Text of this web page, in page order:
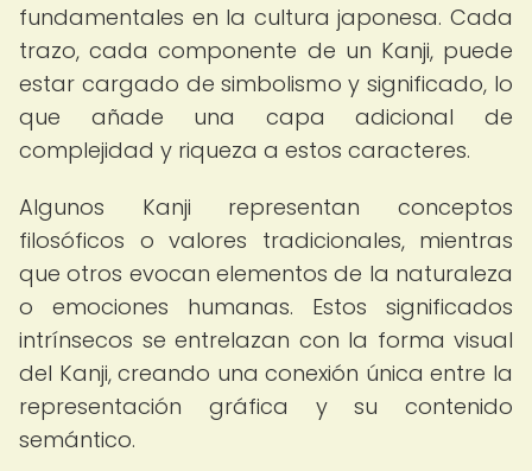
fundamentales en la cultura japonesa. Cada
trazo, cada componente de un Kanji, puede
estar cargado de simbolismo y significado, lo
que añade una capa adicional de
complejidad y riqueza a estos caracteres.
Algunos Kanji representan conceptos
filosóficos o valores tradicionales, mientras
que otros evocan elementos de la naturaleza
o emociones humanas. Estos significados
intrínsecos se entrelazan con la forma visual
del Kanji, creando una conexión única entre la
representación gráfica y su contenido
semántico.